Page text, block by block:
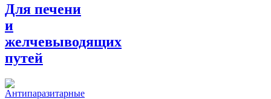
Для печени
и
желчевыводящих
путей